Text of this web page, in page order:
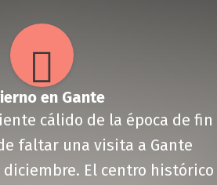
en Gan­te
cálido de la época de fin
faltar una visita a Gante
El centro histórico